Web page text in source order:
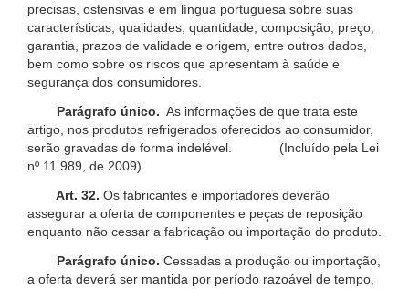
precisas, ostensivas e em língua portuguesa sobre suas
características, qualidades, quantidade, composição, preço,
garantia, prazos de validade e origem, entre outros dados,
bem como sobre os riscos que apresentam à saúde e
segurança dos consumidores.
Parágrafo único. As informações de que trata este
artigo, nos produtos refrigerados oferecidos ao consumidor,
serão gravadas de forma indelével. (Incluído pela Lei
nº 11.989, de 2009)
Art. 32. Os fabricantes e importadores deverão
assegurar a oferta de componentes e peças de reposição
enquanto não cessar a fabricação ou importação do produto.
Parágrafo único. Cessadas a produção ou importação,
a oferta deverá ser mantida por período razoável de tempo,